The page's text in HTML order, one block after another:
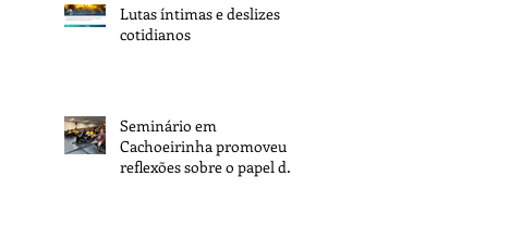
Lutas íntimas e deslizes
cotidianos
Seminário em
Cachoeirinha promoveu
reflexões sobre o papel dos